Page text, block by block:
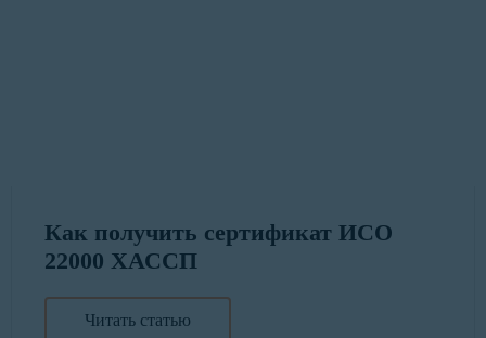
Как получить сертификат ИСО
22000 ХАССП
Читать статью